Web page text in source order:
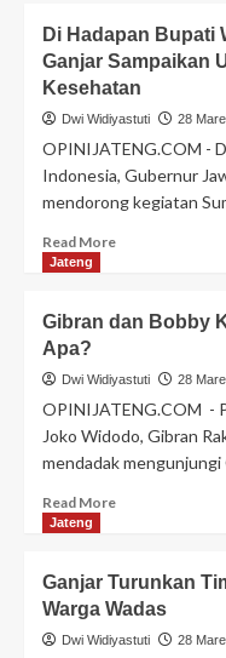
Di Hadapan Bupati
Ganjar Sampaikan
Kesehatan
Dwi Widiyastuti 28
OPINIJATENG.COM -
Indonesia, Gubernur
mendorong kegiatan
Read More
Jateng
Gibran dan Bobby
Apa?
Dwi Widiyastuti 28
OPINIJATENG.COM -
Joko Widodo, Gibran
mendadak
Read More
Jateng
Ganjar Turunkan
Warga Wadas
Dwi Widiyastuti 28